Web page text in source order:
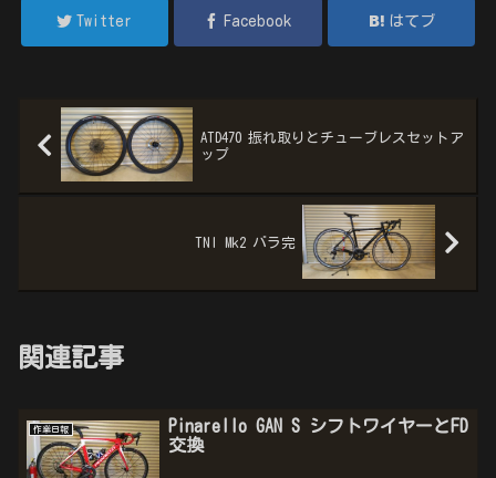
Twitter Facebook はてブ
ATD470 振れ取りとチューブレスセットア
ップ
TNI Mk2 バラ完
関連記事
作業日報
Pinarello GAN S シフトワイヤーとFD
交換